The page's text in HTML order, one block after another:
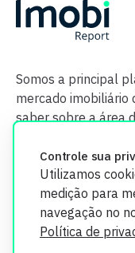
Controle sua
Utilizamos
medição para
navegação no
Política de
Somos a principal
mercado imobiliário
saber sobre a área